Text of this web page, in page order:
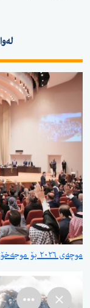
موچەی ٢٠٢٦ بۆ موجەخۆرانی عێراق مسۆگەر کراوە